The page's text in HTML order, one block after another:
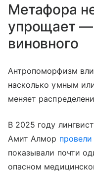
Метафора
упрощает —
виновного
Антропоморфизм
насколько умным
меняет
В 2025 году
Амит Алмор провели
показывали почти
опасном